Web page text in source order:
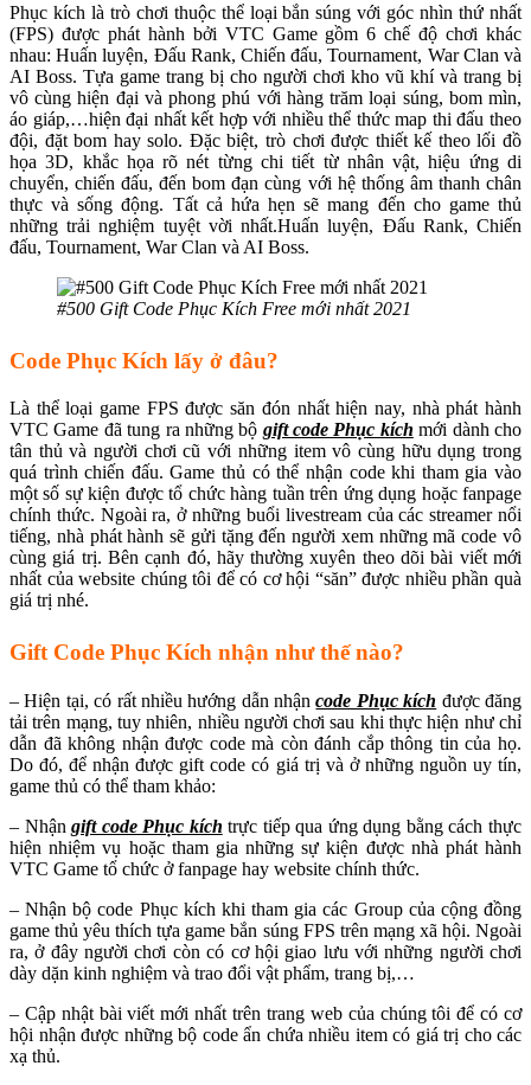
Phục kích là trò chơi thuộc thể loại bắn súng với góc nhìn thứ nhất
(FPS) được phát hành bởi VTC Game gồm 6 chế độ chơi khác
nhau: Huấn luyện, Đấu Rank, Chiến đấu, Tournament, War Clan và
AI Boss. Tựa game trang bị cho người chơi kho vũ khí và trang bị
vô cùng hiện đại và phong phú với hàng trăm loại súng, bom mìn,
áo giáp,…hiện đại nhất kết hợp với nhiều thể thức map thi đấu theo
đội, đặt bom hay solo. Đặc biệt, trò chơi được thiết kế theo lối đồ
họa 3D, khắc họa rõ nét từng chi tiết từ nhân vật, hiệu ứng di
chuyển, chiến đấu, đến bom đạn cùng với hệ thống âm thanh chân
thực và sống động. Tất cả hứa hẹn sẽ mang đến cho game thủ
những trải nghiệm tuyệt vời nhất.Huấn luyện, Đấu Rank, Chiến
đấu, Tournament, War Clan và AI Boss.
#500 Gift Code Phục Kích Free mới nhất 2021
Code Phục Kích lấy ở đâu?
Là thể loại game FPS được săn đón nhất hiện nay, nhà phát hành
VTC Game đã tung ra những bộ gift code Phục kích mới dành cho
tân thủ và người chơi cũ với những item vô cùng hữu dụng trong
quá trình chiến đấu. Game thủ có thể nhận code khi tham gia vào
một số sự kiện được tổ chức hàng tuần trên ứng dụng hoặc fanpage
chính thức. Ngoài ra, ở những buổi livestream của các streamer nổi
tiếng, nhà phát hành sẽ gửi tặng đến người xem những mã code vô
cùng giá trị. Bên cạnh đó, hãy thường xuyên theo dõi bài viết mới
nhất của website chúng tôi để có cơ hội “săn” được nhiều phần quà
giá trị nhé.
Gift Code Phục Kích nhận như thế nào?
– Hiện tại, có rất nhiều hướng dẫn nhậncode Phục kích được đăng
tải trên mạng, tuy nhiên, nhiều người chơi sau khi thực hiện như chỉ
dẫn đã không nhận được code mà còn đánh cắp thông tin của họ.
Do đó, để nhận được gift code có giá trị và ở những nguồn uy tín,
game thủ có thể tham khảo:
– Nhậngift code Phục kích trực tiếp qua ứng dụng bằng cách thực
hiện nhiệm vụ hoặc tham gia những sự kiện được nhà phát hành
VTC Game tổ chức ở fanpage hay website chính thức.
– Nhận bộ code Phục kích khi tham gia các Group của cộng đồng
game thủ yêu thích tựa game bắn súng FPS trên mạng xã hội. Ngoài
ra, ở đây người chơi còn có cơ hội giao lưu với những người chơi
dày dặn kinh nghiệm và trao đổi vật phẩm, trang bị,…
– Cập nhật bài viết mới nhất trên trang web của chúng tôi để có cơ
hội nhận được những bộ code ẩn chứa nhiều item có giá trị cho các
xạ thủ.